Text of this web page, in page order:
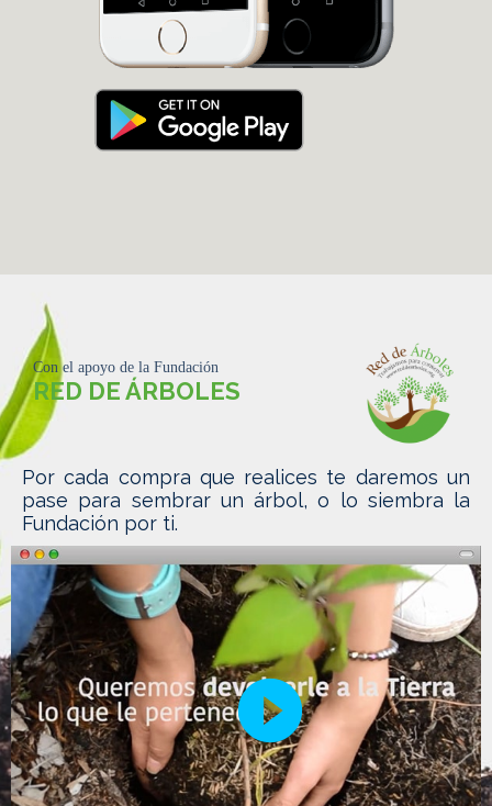
Con el apoyo de la Fundación
RED DE ÁRBOLES
Por cada compra que realices te daremos un
pase para sembrar un árbol, o lo siembra la
Fundación por ti.
play_circle_filled